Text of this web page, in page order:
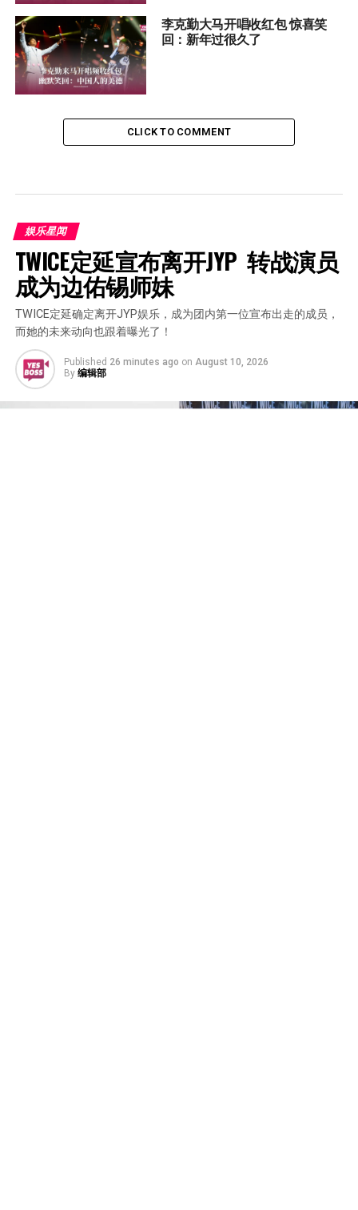
李克勤大马开唱收红包 惊喜笑
回：新年过很久了
CLICK TO COMMENT
娱乐星闻
TWICE定延宣布离开JYP  转战演员
成为边佑锡师妹
TWICE定延确定离开JYP娱乐，成为团内第一位宣布出走的成员，
而她的未来动向也跟着曝光了！
Published 26 minutes ago on August 10, 2026
By 编辑部